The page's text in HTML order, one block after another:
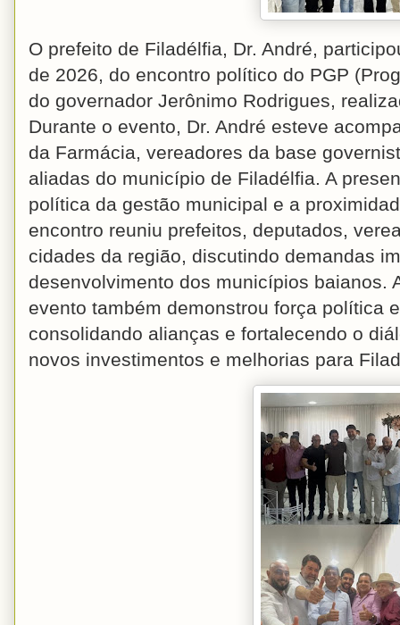
O prefeito de Filadélfia, Dr. André,
de 2026, do encontro político do PGP
do governador Jerônimo Rodrigues,
Durante o evento, Dr. André esteve
da Farmácia, vereadores da base
aliadas do município de Filadélfia. A
política da gestão municipal e a
encontro reuniu prefeitos, deputados,
cidades da região, discutindo demandas
desenvolvimento dos municípios baianos.
evento também demonstrou força política
consolidando alianças e fortalecendo o
novos investimentos e melhorias para